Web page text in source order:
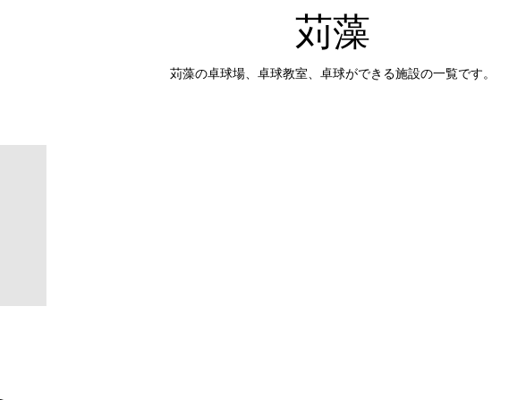
苅藻
苅藻の卓球場、卓球教室、卓球ができる施設の一覧です。